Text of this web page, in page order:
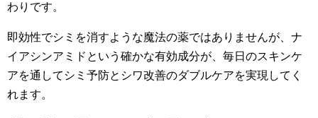
わりです。
即効性でシミを消すような魔法の薬ではありませんが、ナ
イアシンアミドという確かな有効成分が、毎日のスキンケ
アを通してシミ予防とシワ改善のダブルケアを実現してく
れます。